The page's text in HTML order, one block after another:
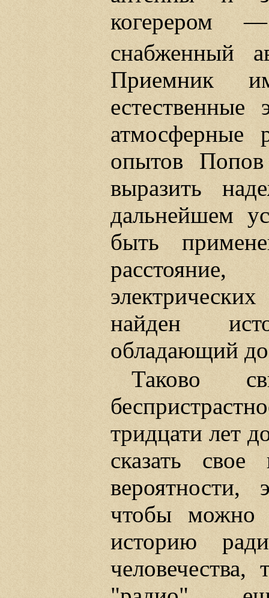
когерером
снабженный
Приемник
естественные
атмосферные
опытов
выразить
дальнейшем
быть
найден
обладающий
Таково
тридцати лет
сказать
чтобы можно
историю